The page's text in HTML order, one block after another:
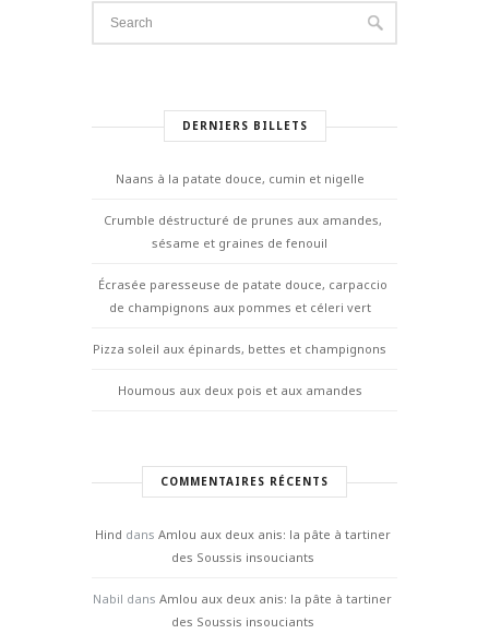
DERNIERS BILLETS
Naans à la patate douce, cumin et nigelle
Crumble déstructuré de prunes aux amandes,
sésame et graines de fenouil
Écrasée paresseuse de patate douce, carpaccio
de champignons aux pommes et céleri vert
Pizza soleil aux épinards, bettes et champignons
Houmous aux deux pois et aux amandes
COMMENTAIRES RÉCENTS
Hind dans Amlou aux deux anis: la pâte à tartiner
des Soussis insouciants
Nabil dans Amlou aux deux anis: la pâte à tartiner
des Soussis insouciants